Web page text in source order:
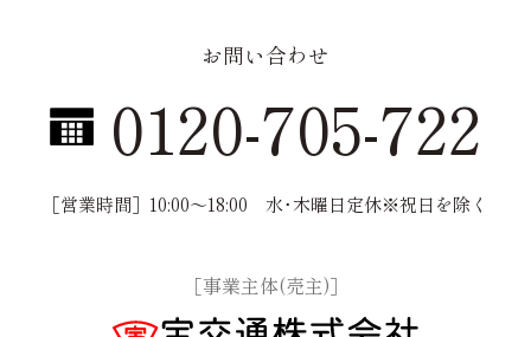
お問い合わせ
0120-705-722
［営業時間］10:00〜18:00 水･木曜日定休※祝日を除く
［事業主体(売主)］